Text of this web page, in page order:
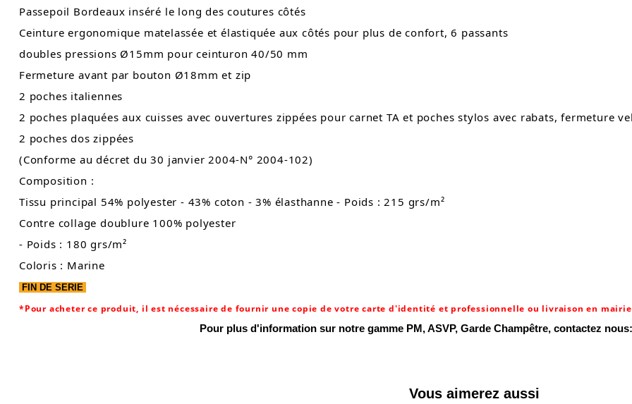
Passepoil Bordeaux inséré le long des coutures côtés
Ceinture ergonomique matelassée et élastiquée aux côtés pour plus de confort, 6 passants
doubles pressions Ø15mm pour ceinturon 40/50 mm
Fermeture avant par bouton Ø18mm et zip
2 poches italiennes
2 poches plaquées aux cuisses avec ouvertures zippées pour carnet TA et poches stylos avec rabats, fermeture
2 poches dos zippées
(Conforme au décret du 30 janvier 2004-N° 2004-102)
Composition :
Tissu principal 54% polyester - 43% coton - 3% élasthanne - Poids : 215 grs/m²
Contre collage doublure 100% polyester
- Poids : 180 grs/m²
Coloris : Marine
FIN DE SERIE
*Pour acheter ce produit, il est nécessaire de fournir une copie de votre carte d'identité et professionnelle ou livraison en
Pour plus d'information sur notre gamme PM, ASVP, Garde Champêtre, contactez
Vous aimerez aussi